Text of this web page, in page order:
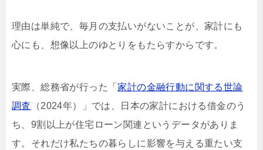
理由は単純で、毎月の支払いがないことが、家計にも
心にも、想像以上のゆとりをもたらすからです。
実際、総務省が行った「家計の金融行動に関する世論
調査
（2024年）」では、日本の家計における借金のう
ち、9割以上が住宅ローン関連というデータがありま
す。それだけ私たちの暮らしに影響を与える重たい支